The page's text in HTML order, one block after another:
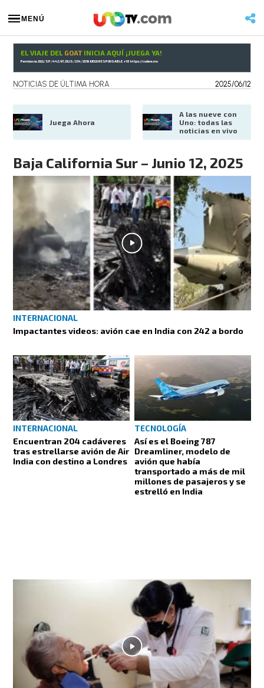
MENÚ
EL VIAJE DEL GOATINICIA AQUÍ ¡JUEGA YA!
Permiso no. DGG/SP/442/97, DGJS/234/2019 JUEGO RESPONSABLE. +18 https://codere.mx
NOTICIAS DE ÚLTIMA HORA 2025/06/12
Juega Ahora
A las nueve con
Uno: todas las
noticias en vivo
Baja California Sur – Junio 12, 2025
INTERNACIONAL
Impactantes videos: avión cae en India con 242 a bordo
INTERNACIONAL
Encuentran 204 cadáveres
tras estrellarse avión de Air
India con destino a Londres
TECNOLOGÍA
Así es el Boeing 787
Dreamliner, modelo de
avión que había
transportado a más de mil
millones de pasajeros y se
estrelló en India